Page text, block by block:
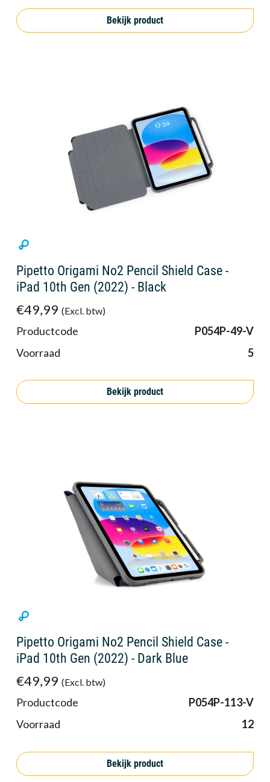
Bekijk product
Pipetto Origami No2 Pencil Shield Case -
iPad 10th Gen (2022) - Black
€49,99 (Excl. btw)
Productcode
P054P-49-V
Voorraad
5
Bekijk product
Pipetto Origami No2 Pencil Shield Case -
iPad 10th Gen (2022) - Dark Blue
€49,99 (Excl. btw)
Productcode
P054P-113-V
Voorraad
12
Bekijk product